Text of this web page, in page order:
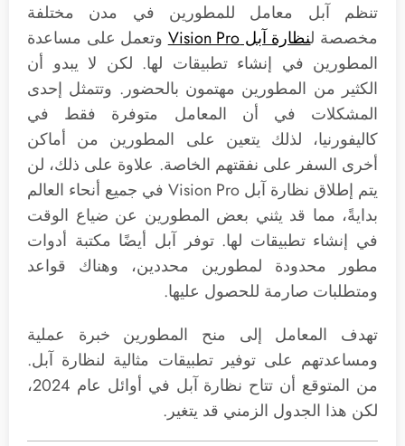
تنظم آبل معامل للمطورين في مدن مختلفة
مخصصة لنظارة آبل Vision Pro
وتعمل على مساعدة
المطورين في إنشاء تطبيقات لها. لكن لا يبدو أن
الكثير من المطورين مهتمون بالحضور. وتتمثل إحدى
المشكلات في أن المعامل متوفرة فقط في
كاليفورنيا، لذلك يتعين على المطورين من أماكن
أخرى السفر على نفقتهم الخاصة. علاوة على ذلك، لن
يتم إطلاق نظارة آبل Vision Pro في جميع أنحاء العالم
بدايةً، مما قد يثني بعض المطورين عن ضياع الوقت
في إنشاء تطبيقات لها. توفر آبل أيضًا مكتبة أدوات
مطور محدودة لمطورين محددين، وهناك قواعد
ومتطلبات صارمة للحصول عليها.
تهدف المعامل إلى منح المطورين خبرة عملية
ومساعدتهم على توفير تطبيقات مثالية لنظارة آبل.
من المتوقع أن تتاح نظارة آبل في أوائل عام 2024،
لكن هذا الجدول الزمني قد يتغير.